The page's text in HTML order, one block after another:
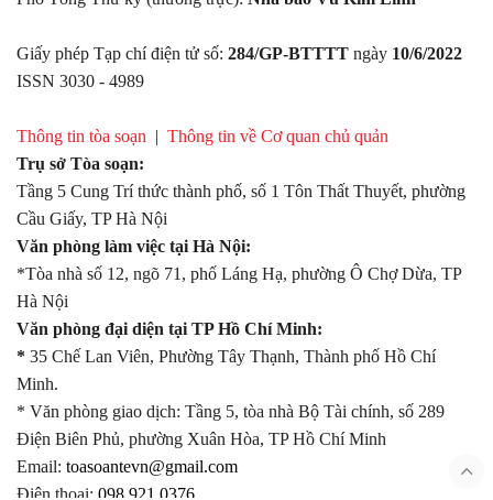
Giấy phép Tạp chí điện tử số: 284/GP-BTTTT ngày 10/6/2022
ISSN 3030 - 4989
Thông tin tòa soạn | Thông tin về Cơ quan chủ quản
Trụ sở Tòa soạn:
Tầng 5 Cung Trí thức thành phố, số 1 Tôn Thất Thuyết, phường
Cầu Giấy, TP Hà Nội
Văn phòng làm việc tại Hà Nội:
*Tòa nhà số 12, ngõ 71, phố Láng Hạ, phường Ô Chợ Dừa, TP
Hà Nội
Văn phòng đại diện tại TP Hồ Chí Minh:
* 35 Chế Lan Viên, Phường Tây Thạnh, Thành phố Hồ Chí
Minh.
* Văn phòng giao dịch: Tầng 5, tòa nhà Bộ Tài chính, số 289
Điện Biên Phủ, phường Xuân Hòa, TP Hồ Chí Minh
Email: toasoantevn@gmail.com
Điện thoại: 098.921.0376